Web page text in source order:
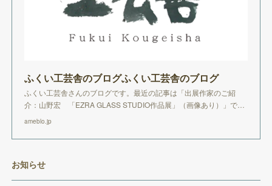
ふくい工芸舎のブログふくい工芸舎のブログ
ふくい工芸舎さんのブログです。最近の記事は「出展作家のご紹
介：山野宏 「EZRA GLASS STUDIO作品展」（画像あり）」で…
ameblo.jp
お知らせ